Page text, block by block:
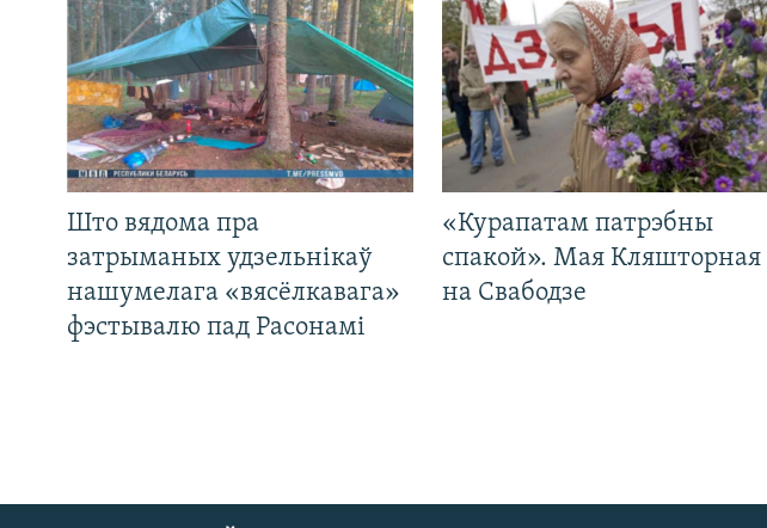
Што вядома пра
затрыманых удзельнікаў
нашумелага «вясёлкавага»
фэстывалю пад Расонамі
«Курапатам патрэбны
спакой». Мая Кляшторная
на Свабодзе